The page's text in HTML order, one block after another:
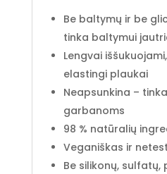
Be baltymų ir be
tinka baltymui
Lengvai
elastingi plaukai
Neapsunkina –
garbanoms
98 % natūralių
Veganiškas ir
Be silikonų, sulfatų,